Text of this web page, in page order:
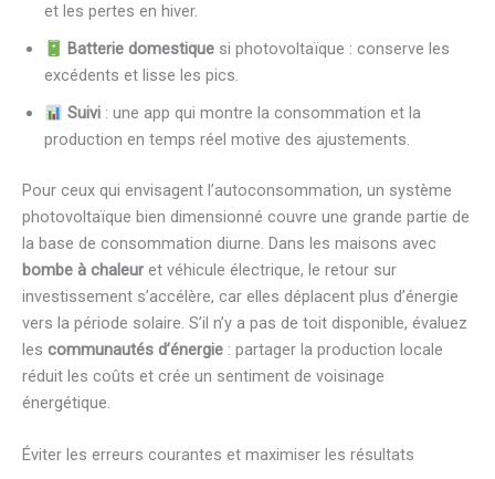
et les pertes en hiver.
Batterie domestiquesi photovoltaïque : conserve les
excédents et lisse les pics.
Suivi: une app qui montre la consommation et la
production en temps réel motive des ajustements.
Pour ceux qui envisagent l’autoconsommation, un système
photovoltaïque bien dimensionné couvre une grande partie de
la base de consommation diurne. Dans les maisons avec
bombe à chaleur et véhicule électrique, le retour sur
investissement s’accélère, car elles déplacent plus d’énergie
vers la période solaire. S’il n’y a pas de toit disponible, évaluez
les communautés d’énergie : partager la production locale
réduit les coûts et crée un sentiment de voisinage
énergétique.
Éviter les erreurs courantes et maximiser les résultats